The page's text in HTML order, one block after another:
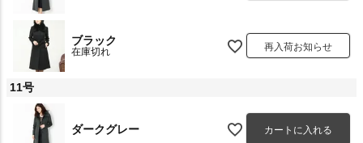
ブラック
在庫切れ 再入荷お知らせ
11号
ダークグレー カートに入れる